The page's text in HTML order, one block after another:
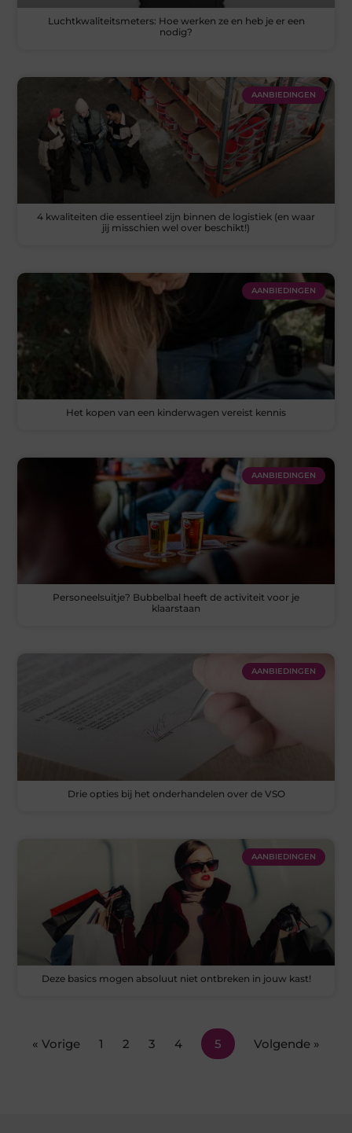
Luchtkwaliteitsmeters: Hoe werken ze en heb je er een
nodig?
AANBIEDINGEN
4 kwaliteiten die essentieel zijn binnen de logistiek (en waar
jij misschien wel over beschikt!)
AANBIEDINGEN
Het kopen van een kinderwagen vereist kennis
AANBIEDINGEN
Personeelsuitje? Bubbelbal heeft de activiteit voor je
klaarstaan
AANBIEDINGEN
Drie opties bij het onderhandelen over de VSO
AANBIEDINGEN
Deze basics mogen absoluut niet ontbreken in jouw kast!
« Vorige 1 2 3 4 5 Volgende »